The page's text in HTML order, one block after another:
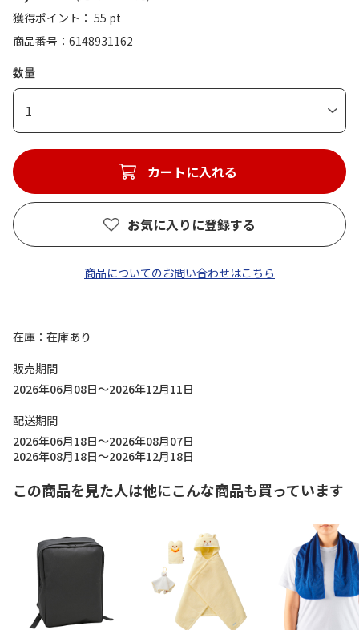
獲得ポイント： 55 pt
商品番号
6148931162
数量
1
カートに入れる
お気に入りに登録する
商品についてのお問い合わせはこちら
在庫
在庫あり
販売期間
2026年06月08日～2026年12月11日
配送期間
2026年06月18日～2026年08月07日
2026年08月18日～2026年12月18日
この商品を見た人は他にこんな商品も買っています